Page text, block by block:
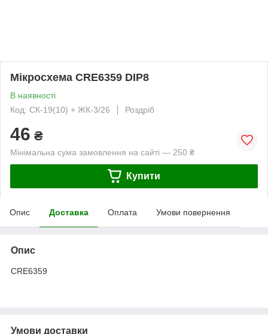
Мікросхема CRE6359 DIP8
В наявності
Код: СК-19(10) + ЖК-3/26
Роздріб
46 ₴
Мінімальна сума замовлення на сайті — 250 ₴
Купити
Опис Доставка Оплата Умови повернення
Опис
CRE6359
Умови доставки